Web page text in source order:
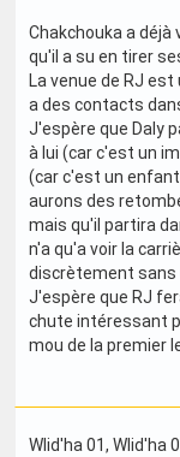
Chakchouka a
qu'il a su en tirer
La venue de RJ
a des contacts
J'espère que Daly
à lui (car c'est un
(car c'est un
aurons des
mais qu'il partira
n'a qu'a voir la
discrètement sans
J'espère que RJ
chute intéressant
mou de la premier
Wlid'ha 01, Wlid'ha